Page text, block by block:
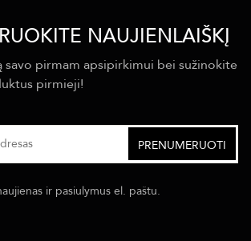
NAUJIENLAIŠKĮ
savo pirmam apsipirkimui bei sužinokite
pirmieji!
ir pasiulymus el. paštu.